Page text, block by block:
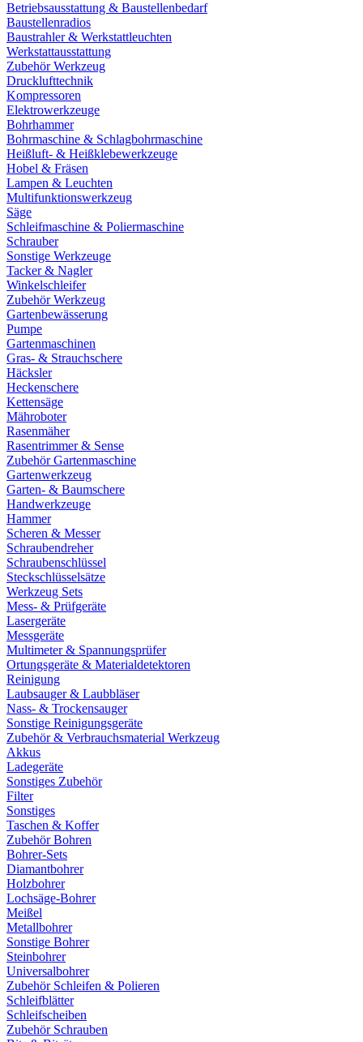
Betriebsausstattung & Baustellenbedarf
Baustellenradios
Baustrahler & Werkstattleuchten
Werkstattausstattung
Zubehör Werkzeug
Drucklufttechnik
Kompressoren
Elektrowerkzeuge
Bohrhammer
Bohrmaschine & Schlagbohrmaschine
Heißluft- & Heißklebewerkzeuge
Hobel & Fräsen
Lampen & Leuchten
Multifunktionswerkzeug
Säge
Schleifmaschine & Poliermaschine
Schrauber
Sonstige Werkzeuge
Tacker & Nagler
Winkelschleifer
Zubehör Werkzeug
Gartenbewässerung
Pumpe
Gartenmaschinen
Gras- & Strauchschere
Häcksler
Heckenschere
Kettensäge
Mähroboter
Rasenmäher
Rasentrimmer & Sense
Zubehör Gartenmaschine
Gartenwerkzeug
Garten- & Baumschere
Handwerkzeuge
Hammer
Scheren & Messer
Schraubendreher
Schraubenschlüssel
Steckschlüsselsätze
Werkzeug Sets
Mess- & Prüfgeräte
Lasergeräte
Messgeräte
Multimeter & Spannungsprüfer
Ortungsgeräte & Materialdetektoren
Reinigung
Laubsauger & Laubbläser
Nass- & Trockensauger
Sonstige Reinigungsgeräte
Zubehör & Verbrauchsmaterial Werkzeug
Akkus
Ladegeräte
Sonstiges Zubehör
Filter
Sonstiges
Taschen & Koffer
Zubehör Bohren
Bohrer-Sets
Diamantbohrer
Holzbohrer
Lochsäge-Bohrer
Meißel
Metallbohrer
Sonstige Bohrer
Steinbohrer
Universalbohrer
Zubehör Schleifen & Polieren
Schleifblätter
Schleifscheiben
Zubehör Schrauben